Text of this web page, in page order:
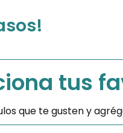
tus
que te gusten y